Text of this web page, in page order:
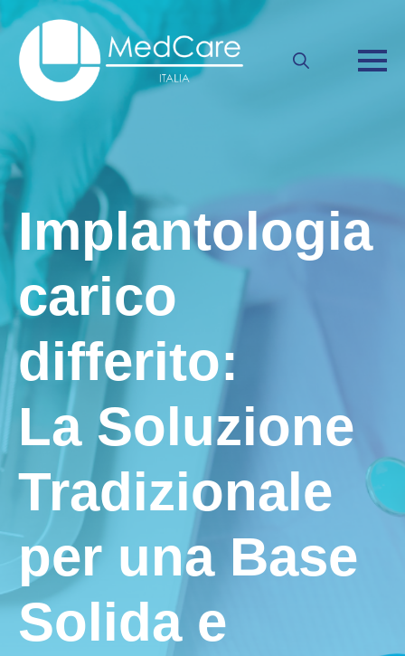
Implantologia
carico
differito:
La Soluzione
Tradizionale
per una Base
Solida e